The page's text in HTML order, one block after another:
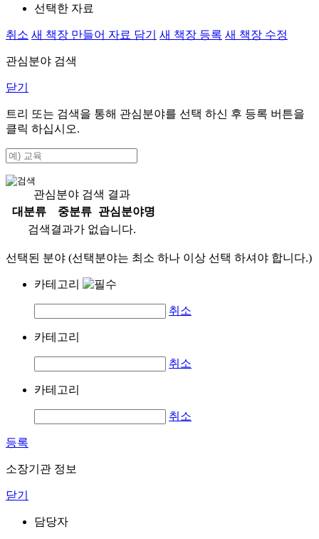
선택한 자료
취소 새 책장 만들어 자료 담기 새 책장 등록 새 책장 수정
관심분야 검색
닫기
트리 또는 검색을 통해 관심분야를 선택 하신 후 등록 버튼을
클릭 하십시오.
관심분야 검색 결과
대분류
중분류
관심분야명
검색결과가 없습니다.
선택된 분야 (선택분야는 최소 하나 이상 선택 하셔야 합니다.)
카테고리
취소
카테고리
취소
카테고리
취소
등록
소장기관 정보
닫기
담당자